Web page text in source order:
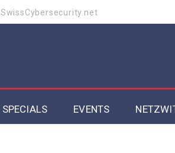
SwissCybersecurity.net
SPECIALS EVENTS